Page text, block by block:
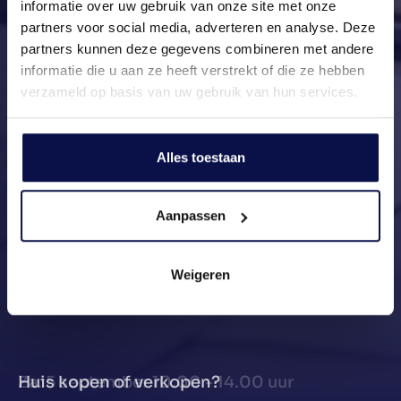
informatie over uw gebruik van onze site met onze
partners voor social media, adverteren en analyse. Deze
partners kunnen deze gegevens combineren met andere
informatie die u aan ze heeft verstrekt of die ze hebben
verzameld op basis van uw gebruik van hun services.
Alles toestaan
Aanpassen
Weigeren
Huis kopen of verkopen?
Za. 5 september 10.00 - 14.00 uur